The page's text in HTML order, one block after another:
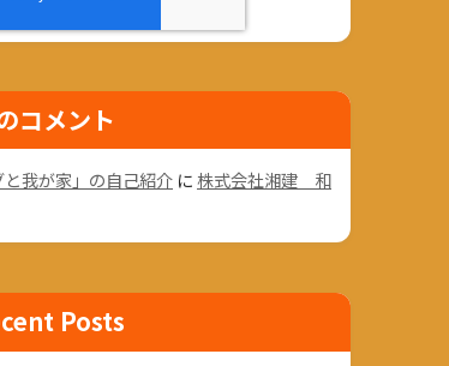
コメント
と我が家」の自己紹介 に株式会社湘建 和
Posts